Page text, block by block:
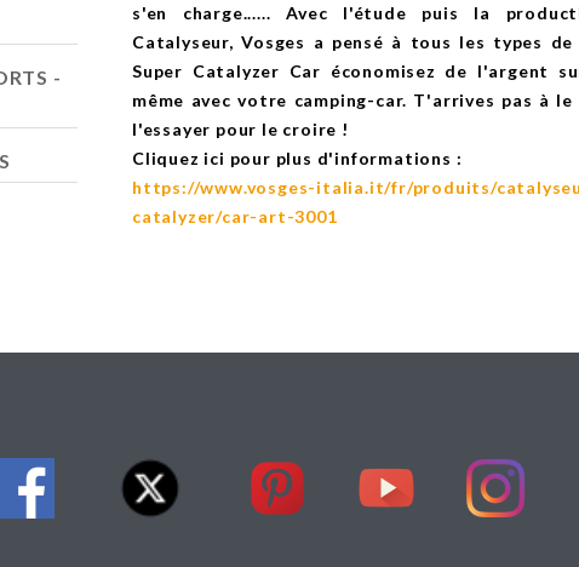
s'en charge...... Avec l'étude puis la
Catalyseur, Vosges a pensé à tous les types
Super Catalyzer Car économisez de l'argent
même avec votre camping-car. T'arrives pas à
l'essayer pour le croire !
Cliquez ici pour plus d'informations :
https://www.vosges-italia.it/fr/produits/
catalyzer/car-art-3001
-